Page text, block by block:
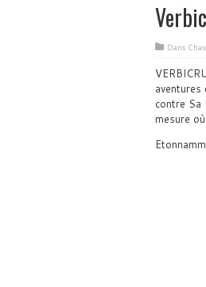
Dans
aventures
contre Sa
mesure